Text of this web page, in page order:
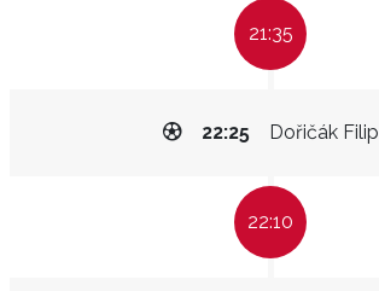
21:35
Dořičák Filip
22:25
22:10